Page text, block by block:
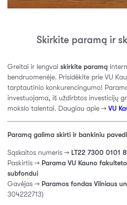
Skirkite paramą ir
Greitai ir lengvai skirkite paramą
bendruomenėje. Prisidėkite prie VU
tarptautinio konkurencingumo!
investuojama, iš uždirbtos investicijų
mokslo talentai. Daugiau apie → VU
Paramą galima skirti ir bankiniu
Sąskaitos numeris → LT22 7300 0101
Paskirtis → Parama VU Kauno
subfondui
Gavėjas → Paramos fondas Vilniaus
304222713)